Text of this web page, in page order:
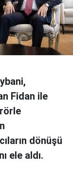
Fidan ile
dönüşü
ele aldı.